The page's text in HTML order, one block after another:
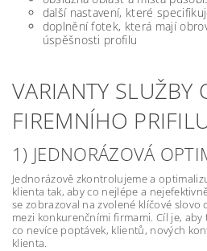
další nastavení, které
doplnění fotek, která mají
úspěšnosti profilu
VARIANTY SLUŽBY
FIREMNÍHO
1) JEDNORÁZOVÁ
Jednorázově zkontrolujeme a
klienta tak, aby co nejlépe a
se zobrazoval na zvolené klíčové slovo
mezi konkurenčními firmami. Cíl je,
co nevíce poptávek, klientů, nových
klienta.